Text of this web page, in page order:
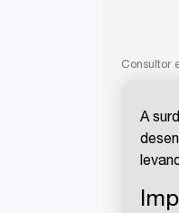
Consultor
A